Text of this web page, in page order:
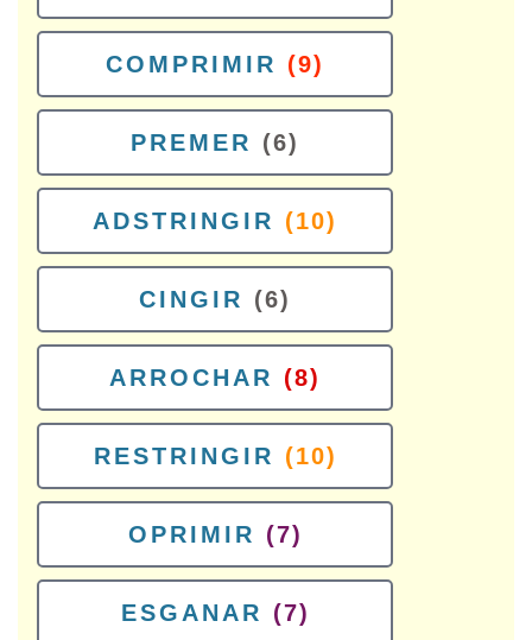
COMPRIMIR (9)
PREMER (6)
ADSTRINGIR (10)
CINGIR (6)
ARROCHAR (8)
RESTRINGIR (10)
OPRIMIR (7)
ESGANAR (7)